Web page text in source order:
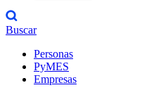
Buscar
Personas
PyMES
Empresas